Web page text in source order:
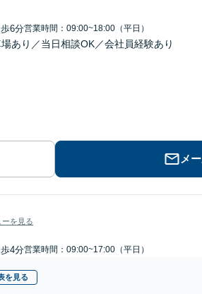
6分営業時間：09:00~18:00（平日）
あり／当日相談OK／会社員経験あり
メ
ーを見る
4分営業時間：09:00~17:00（平日）
を見る